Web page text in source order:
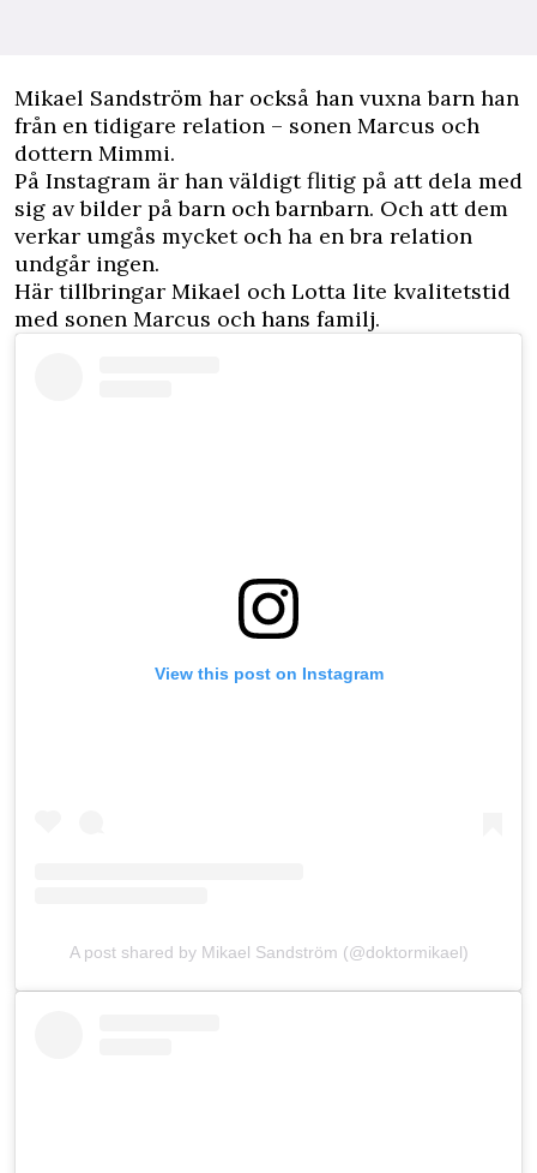
Mikael Sandström har också han vuxna barn han
från en tidigare relation – sonen Marcus och
dottern Mimmi.
På Instagram är han väldigt flitig på att dela med
sig av bilder på barn och barnbarn. Och att dem
verkar umgås mycket och ha en bra relation
undgår ingen.
Här tillbringar Mikael och Lotta lite kvalitetstid
med sonen Marcus och hans familj.
View this post on Instagram
A post shared by Mikael Sandström (@doktormikael)